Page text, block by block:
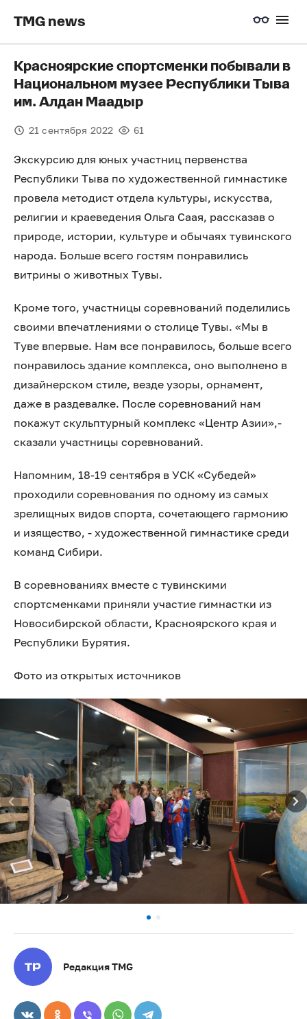
TMG news
Красноярские спортсменки побывали в
Национальном музее Республики Тыва
им. Алдан Маадыр
21 сентября 2022 61
Экскурсию для юных участниц первенства
Республики Тыва по художественной гимнастике
провела методист отдела культуры, искусства,
религии и краеведения Ольга Саая, рассказав о
природе, истории, культуре и обычаях тувинского
народа. Больше всего гостям понравились
витрины о животных Тувы.
Кроме того, участницы соревнований поделились
своими впечатлениями о столице Тувы. «Мы в
Туве впервые. Нам все понравилось, больше всего
понравилось здание комплекса, оно выполнено в
дизайнерском стиле, везде узоры, орнамент,
даже в раздевалке. После соревнований нам
покажут скульптурный комплекс «Центр Азии»,-
сказали участницы соревнований.
Напомним, 18-19 сентября в УСК «Субедей»
проходили соревнования по одному из самых
зрелищных видов спорта, сочетающего гармонию
и изящество, - художественной гимнастике среди
команд Сибири.
В соревнованиях вместе с тувинскими
спортсменками приняли участие гимнастки из
Новосибирской области, Красноярского края и
Республики Бурятия.
Фото из открытых источников
Редакция TMG